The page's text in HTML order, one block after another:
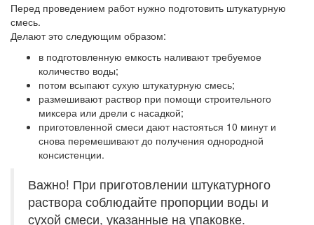
Перед проведением работ нужно подготовить штукатурную
смесь.
Делают это следующим образом:
в подготовленную емкость наливают требуемое
количество воды;
потом всыпают сухую штукатурную смесь;
размешивают раствор при помощи строительного
миксера или дрели с насадкой;
приготовленной смеси дают настояться 10 минут и
снова перемешивают до получения однородной
консистенции.
Важно! При приготовлении штукатурного
раствора соблюдайте пропорции воды и
сухой смеси, указанные на упаковке.